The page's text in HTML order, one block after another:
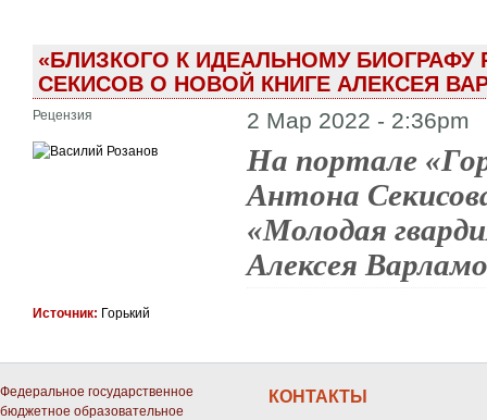
«БЛИЗКОГО К ИДЕАЛЬНОМУ
СЕКИСОВ О НОВОЙ КНИГЕ АЛЕКСЕЯ
Рецензия 2 Мар 2022 - 2:36pm
На портале
Антона
«Молодая
Алексея
Источник: Горький
Федеральное государственное
бюджетное образовательное
КОНТАКТЫ